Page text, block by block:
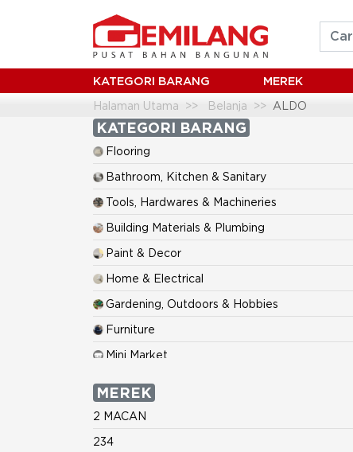
KATEGORI BARANG MEREK
Halaman Utama Belanja ALDO
KATEGORI BARANG
Flooring
Bathroom, Kitchen & Sanitary
Tools, Hardwares & Machineries
Building Materials & Plumbing
Paint & Decor
Home & Electrical
Gardening, Outdoors & Hobbies
Furniture
Mini Market
MEREK
2 MACAN
234